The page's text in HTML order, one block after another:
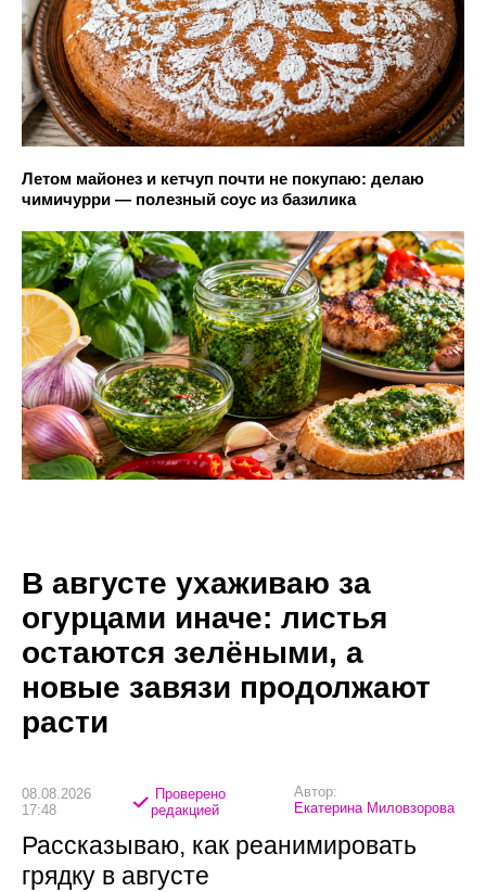
Летом майонез и кетчуп почти не покупаю: делаю
чимичурри — полезный соус из базилика
В августе ухаживаю за
огурцами иначе: листья
остаются зелёными, а
новые завязи продолжают
расти
08.08.2026
17:48
Проверено
редакцией
Автор:
Екатерина Миловзорова
Рассказываю, как реанимировать
грядку в августе